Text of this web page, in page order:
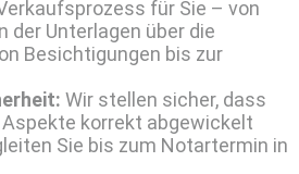
für Sie – von
der Unterlagen über die
Besichtigungen bis zur
Wir stellen sicher, dass
korrekt abgewickelt
Sie bis zum Notartermin in